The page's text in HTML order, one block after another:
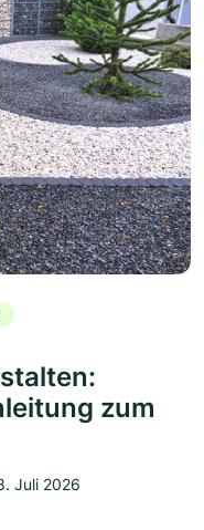
zum
Juli 2026